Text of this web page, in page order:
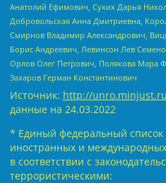
Анатолий Ефимович, Сухих Дарья
Добровольская Анна Дмитриевна,
Смирнов Владимир Александрович,
Борис Андреевич, Левинсон Лев
Орлов Олег Петрович, Полякова Мара
Захаров Герман Константинович
Источник: http://
данные на 24.03.2022
* Единый федеральный список
иностранных и
в соответствии с
террористическими: